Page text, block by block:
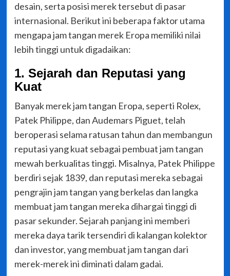
desain, serta posisi merek tersebut di pasar
internasional. Berikut ini beberapa faktor utama
mengapa jam tangan merek Eropa memiliki nilai
lebih tinggi untuk digadaikan:
1. Sejarah dan Reputasi yang
Kuat
Banyak merek jam tangan Eropa, seperti Rolex,
Patek Philippe, dan Audemars Piguet, telah
beroperasi selama ratusan tahun dan membangun
reputasi yang kuat sebagai pembuat jam tangan
mewah berkualitas tinggi. Misalnya, Patek Philippe
berdiri sejak 1839, dan reputasi mereka sebagai
pengrajin jam tangan yang berkelas dan langka
membuat jam tangan mereka dihargai tinggi di
pasar sekunder. Sejarah panjang ini memberi
mereka daya tarik tersendiri di kalangan kolektor
dan investor, yang membuat jam tangan dari
merek-merek ini diminati dalam gadai.